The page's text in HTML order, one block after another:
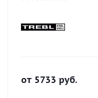
от 5733 руб.